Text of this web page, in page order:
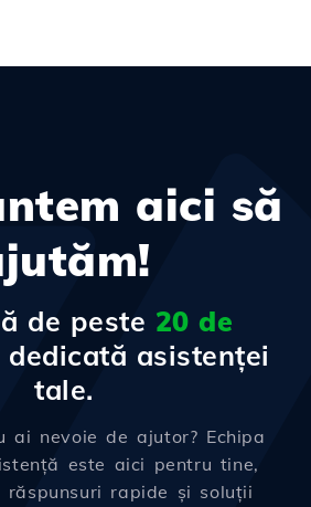
aici să
de peste 20 de
dedicată asistenței
tale.
ai nevoie de ajutor? Echipa
este aici pentru tine,
rapide și soluții